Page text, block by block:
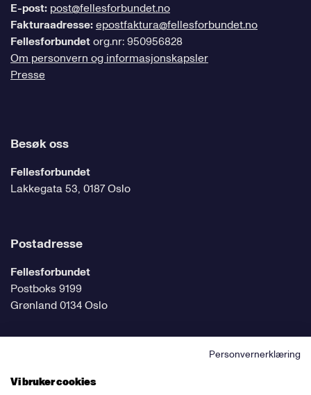
E-post: post@fellesforbundet.no
Fakturaadresse:epostfaktura@fellesforbundet.no
Fellesforbundetorg.nr: 950956828
Om personvern og informasjonskapsler
Presse
Besøk oss
Fellesforbundet
Lakkegata 53, 0187 Oslo
Postadresse
Fellesforbundet
Postboks 9199
Grønland 0134 Oslo
Følg oss på sosiale medier
Personvernerklæring
Vi bruker cookies